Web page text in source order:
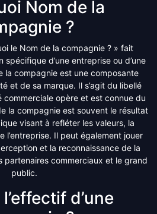
Nom de la
?
le Nom de la compagnie ? » fait
spécifique d’une entreprise ou d’une
la compagnie est une composante
et de sa marque. Il s’agit du libellé
commerciale opère et est connue du
la compagnie est souvent le résultat
visant à refléter les valeurs, la
l’entreprise. Il peut également jouer
et la reconnaissance de la
partenaires commerciaux et le grand
public.
d’une